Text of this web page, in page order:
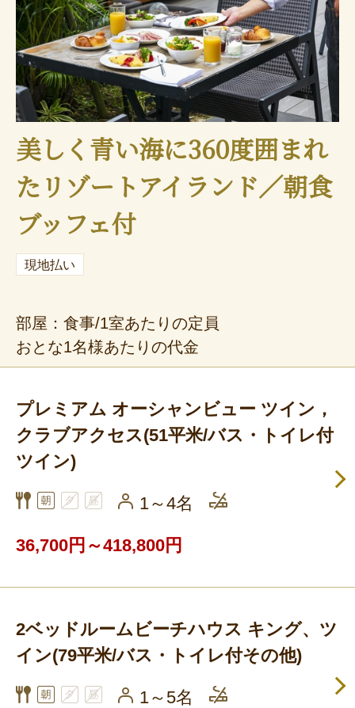
美しく青い海に360度囲まれ
たリゾートアイランド／朝食
ブッフェ付
現地払い
部屋：食事/1室あたりの定員
おとな1名様あたりの代金
プレミアム オーシャンビュー ツイン，
クラブアクセス(51平米/バス・トイレ付
ツイン)
1～4名
36,700円～418,800円
2ベッドルームビーチハウス キング、ツ
イン(79平米/バス・トイレ付その他)
1～5名